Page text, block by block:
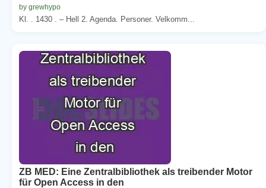
by grewhypo
Kl. . 1430 . – Hell 2. Agenda. Personer. Velkomm...
ZB MED: Eine Zentralbibliothek als treibender Motor
für Open Access in den